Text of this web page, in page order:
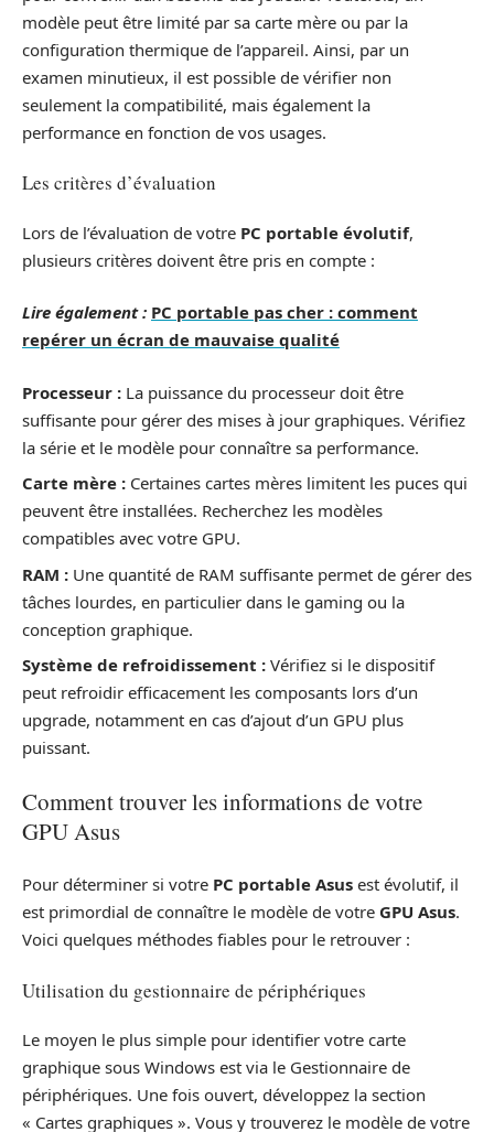
modèle peut être limité par sa carte mère ou par la
configuration thermique de l’appareil. Ainsi, par un
examen minutieux, il est possible de vérifier non
seulement la compatibilité, mais également la
performance en fonction de vos usages.
Les critères d’évaluation
Lors de l’évaluation de votre PC portable évolutif,
plusieurs critères doivent être pris en compte :
Lire également : PC portable pas cher : comment
repérer un écran de mauvaise qualité
Processeur : La puissance du processeur doit être
suffisante pour gérer des mises à jour graphiques. Vérifiez
la série et le modèle pour connaître sa performance.
Carte mère : Certaines cartes mères limitent les puces qui
peuvent être installées. Recherchez les modèles
compatibles avec votre GPU.
RAM : Une quantité de RAM suffisante permet de gérer des
tâches lourdes, en particulier dans le gaming ou la
conception graphique.
Système de refroidissement : Vérifiez si le dispositif
peut refroidir efficacement les composants lors d’un
upgrade, notamment en cas d’ajout d’un GPU plus
puissant.
Comment trouver les informations de votre
GPU Asus
Pour déterminer si votre PC portable Asus est évolutif, il
est primordial de connaître le modèle de votre GPU Asus.
Voici quelques méthodes fiables pour le retrouver :
Utilisation du gestionnaire de périphériques
Le moyen le plus simple pour identifier votre carte
graphique sous Windows est via le Gestionnaire de
périphériques. Une fois ouvert, développez la section
« Cartes graphiques ». Vous y trouverez le modèle de votre